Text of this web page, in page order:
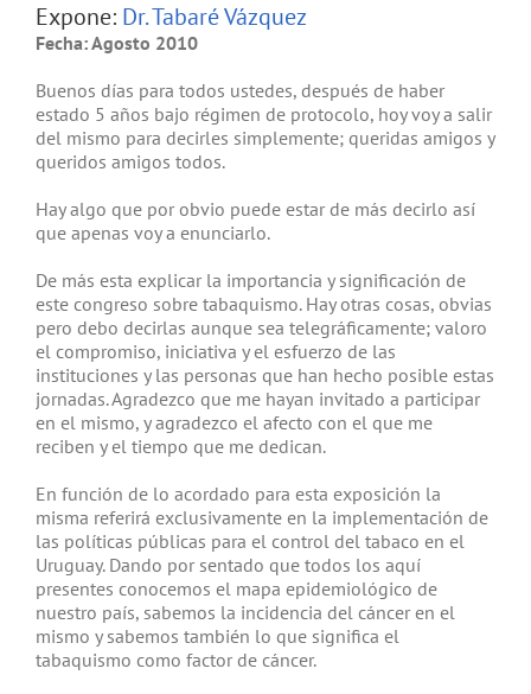
Expone: Dr. Tabaré Vázquez
Fecha: Agosto 2010
Buenos días para todos ustedes, después de haber
estado 5 años bajo régimen de protocolo, hoy voy a salir
del mismo para decirles simplemente; queridas amigos y
queridos amigos todos.
Hay algo que por obvio puede estar de más decirlo así
que apenas voy a enunciarlo.
De más esta explicar la importancia y significación de
este congreso sobre tabaquismo. Hay otras cosas, obvias
pero debo decirlas aunque sea telegráficamente; valoro
el compromiso, iniciativa y el esfuerzo de las
instituciones y las personas que han hecho posible estas
jornadas. Agradezco que me hayan invitado a participar
en el mismo, y agradezco el afecto con el que me
reciben y el tiempo que me dedican.
En función de lo acordado para esta exposición la
misma referirá exclusivamente en la implementación de
las políticas públicas para el control del tabaco en el
Uruguay. Dando por sentado que todos los aquí
presentes conocemos el mapa epidemiológico de
nuestro país, sabemos la incidencia del cáncer en el
mismo y sabemos también lo que significa el
tabaquismo como factor de cáncer.